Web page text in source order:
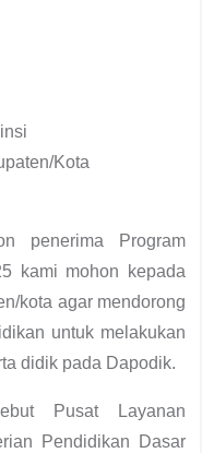
Kota
penerima Program
kami mohon kepada
kota agar mendorong
untuk melakukan
didik pada Dapodik.
Pusat Layanan
Pendidikan Dasar